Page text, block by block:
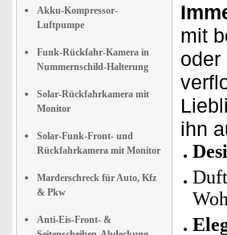
Akku-Kompressor-
Luftpumpe
Funk-Rückfahr-Kamera in
Nummernschild-Halterung
Solar-Rückfahrkamera mit
Monitor
Solar-Funk-Front- und
Rückfahrkamera mit Monitor
Marderschreck für Auto, Kfz
& Pkw
Anti-Eis-Front- &
mit
oder
ihn